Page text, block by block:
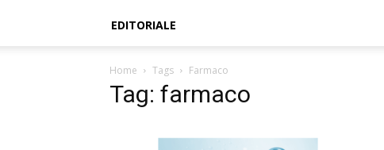
EDITORIALE
Home Tags Farmaco
Tag: farmaco